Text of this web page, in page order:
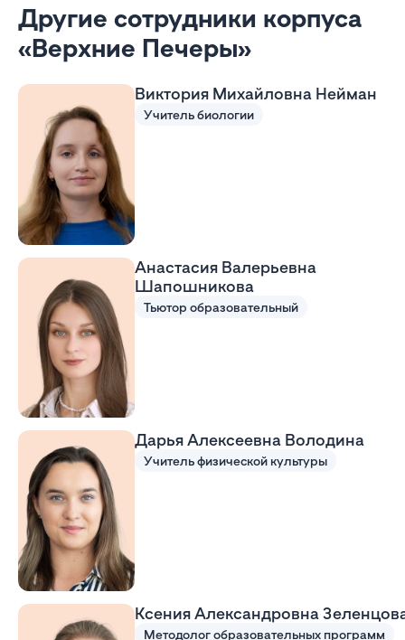
Другие сотрудники корпуса
«Верхние Печеры»
Виктория Михайловна Нейман
Учитель биологии
Анастасия Валерьевна
Шапошникова
Тьютор образовательный
Дарья Алексеевна Володина
Учитель физической культуры
Ксения Александровна
Методолог образовательных программ